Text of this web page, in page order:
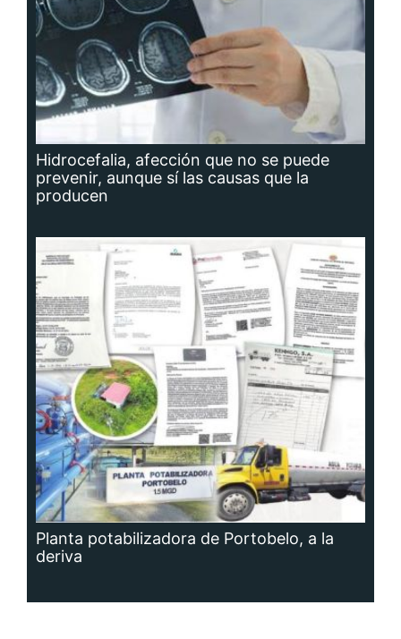
Hidrocefalia, afección que no se puede
prevenir, aunque sí las causas que la
producen
Planta potabilizadora de Portobelo, a la
deriva